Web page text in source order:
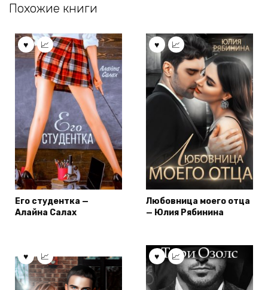
Похожие книги
Его студентка —
Алайна Салах
Любовница моего отца
— Юлия Рябинина